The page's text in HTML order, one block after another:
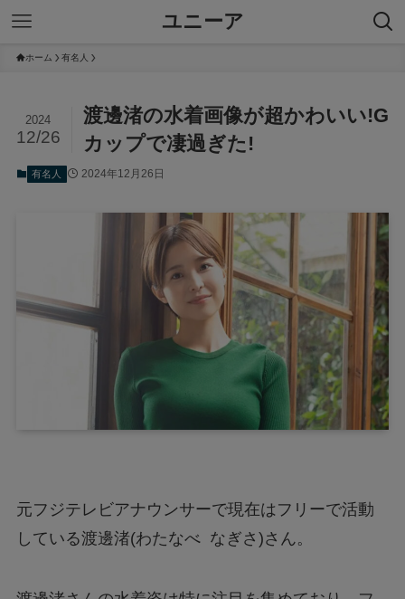
ユニーア
ホーム 有名人
渡邊渚の水着画像が超かわいい!G
カップで凄過ぎた!
2024
12/26
有名人 2024年12月26日
元フジテレビアナウンサーで現在はフリーで活動
している渡邊渚(わたなべ なぎさ)さん。